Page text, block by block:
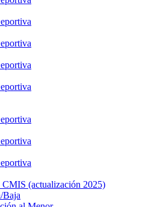
(actualización 2025)
Baja